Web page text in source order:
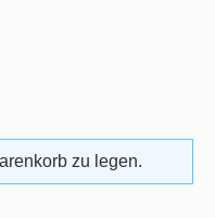
zu legen.